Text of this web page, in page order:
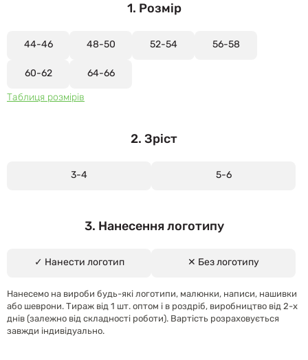
1. Розмір
44-46 48-50 52-54 56-58
60-62 64-66
Таблиця розмірів
2. Зріст
3-4 5-6
3. Нанесення логотипу
✓ Нанести логотип ✕ Без логотипу
Нанесемо на вироби будь-які логотипи, малюнки, написи, нашивки
або шеврони. Тираж від 1 шт. оптом і в роздріб, виробництво від 2-х
днів (залежно від складності роботи). Вартість розраховується
завжди індивідуально.